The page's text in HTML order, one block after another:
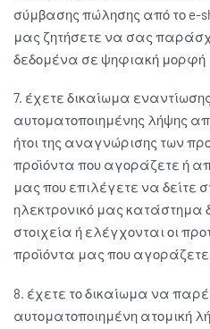
σύμβασης πώλησης από το e-
μας ζητήσετε να σας
δεδομένα σε ψηφιακή μορφή
7. έχετε δικαίωμα
αυτοματοποιημένης λήψης
ήτοι της αναγνώρισης των
προϊόντα που αγοράζετε ή
μας που επιλέγετε να δείτε
ηλεκτρονικό μας κατάστημα
στοιχεία ή ελέγχονται οι
προϊόντα μας που
8. έχετε το δικαίωμα να
αυτοματοποιημένη ατομική